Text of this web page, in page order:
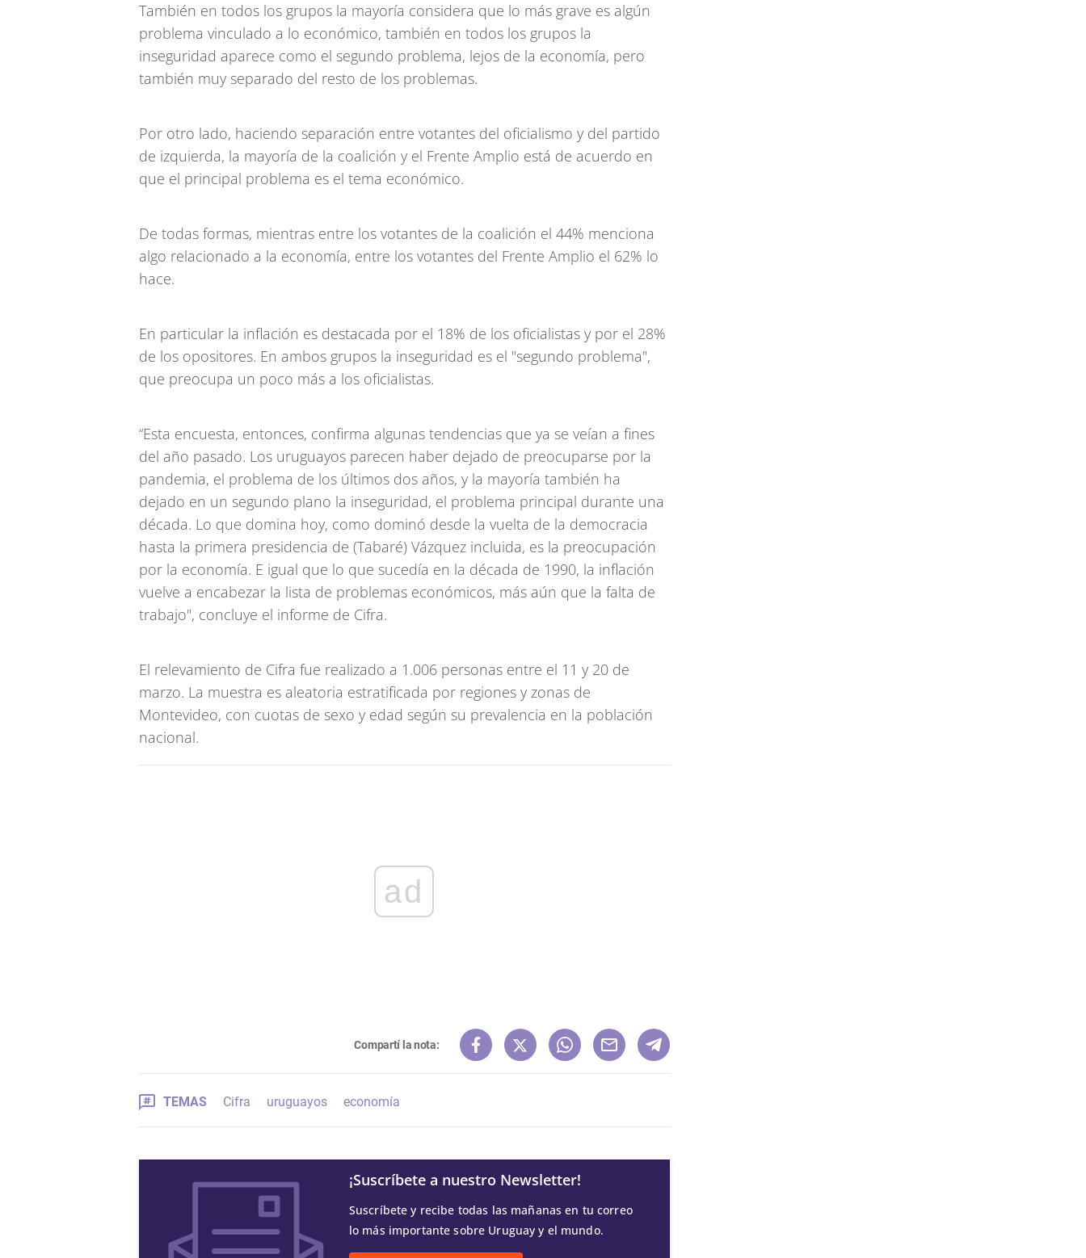
También en todos los grupos la mayoría considera que lo más grave es algún
problema vinculado a lo económico, también en todos los grupos la
inseguridad aparece como el segundo problema, lejos de la economía, pero
también muy separado del resto de los problemas.
Por otro lado, haciendo separación entre votantes del oficialismo y del partido
de izquierda, la mayoría de la coalición y el Frente Amplio está de acuerdo en
que el principal problema es el tema económico.
De todas formas, mientras entre los votantes de la coalición el 44% menciona
algo relacionado a la economía, entre los votantes del Frente Amplio el 62% lo
hace.
En particular la inflación es destacada por el 18% de los oficialistas y por el 28%
de los opositores. En ambos grupos la inseguridad es el "segundo problema",
que preocupa un poco más a los oficialistas.
“Esta encuesta, entonces, confirma algunas tendencias que ya se veían a fines
del año pasado. Los uruguayos parecen haber dejado de preocuparse por la
pandemia, el problema de los últimos dos años, y la mayoría también ha
dejado en un segundo plano la inseguridad, el problema principal durante una
década. Lo que domina hoy, como dominó desde la vuelta de la democracia
hasta la primera presidencia de (Tabaré) Vázquez incluida, es la preocupación
por la economía. E igual que lo que sucedía en la década de 1990, la inflación
vuelve a encabezar la lista de problemas económicos, más aún que la falta de
trabajo", concluye el informe de Cifra.
El relevamiento de Cifra fue realizado a 1.006 personas entre el 11 y 20 de
marzo. La muestra es aleatoria estratificada por regiones y zonas de
Montevideo, con cuotas de sexo y edad según su prevalencia en la población
nacional.
ad
Compartí la nota:
TEMAS Cifra uruguayos economía
¡Suscríbete a nuestro Newsletter!
Suscríbete y recibe todas las mañanas en tu correo
lo más importante sobre Uruguay y el mundo.